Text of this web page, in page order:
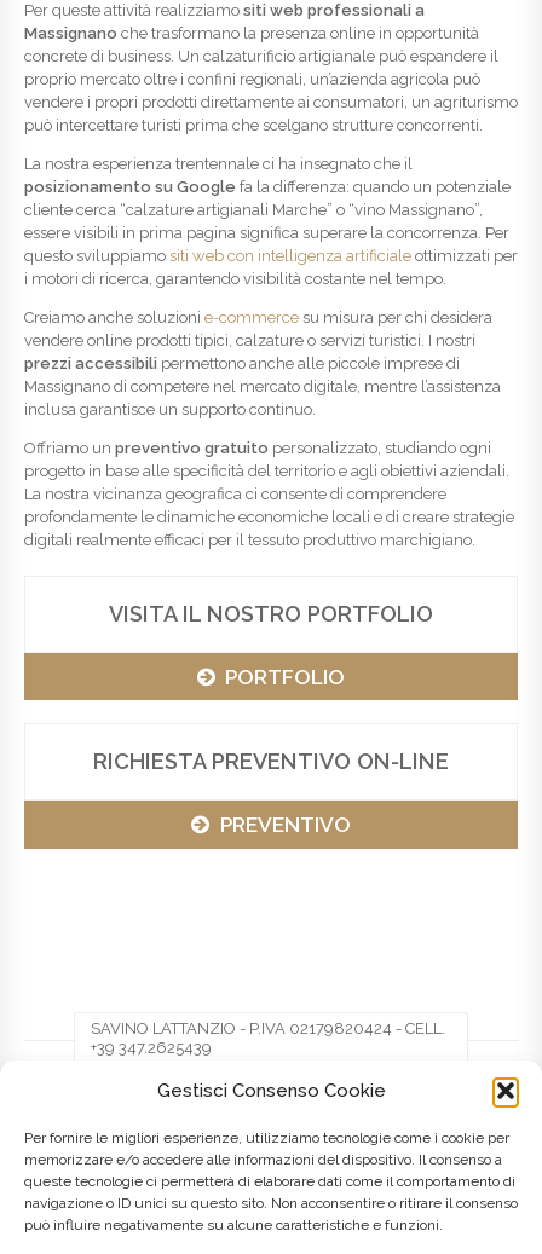
Gestisci Consenso Cookie
Per fornire le migliori esperienze, utilizziamo tecnologie come i cookie per
memorizzare e/o accedere alle informazioni del dispositivo. Il consenso a
queste tecnologie ci permetterà di elaborare dati come il comportamento di
navigazione o ID unici su questo sito. Non acconsentire o ritirare il consenso
può influire negativamente su alcune caratteristiche e funzioni.
Per queste attività realizziamo siti web professionali a
Massignano che trasformano la presenza online in opportunità
concrete di business. Un calzaturificio artigianale può espandere il
proprio mercato oltre i confini regionali, un’azienda agricola può
vendere i propri prodotti direttamente ai consumatori, un agriturismo
può intercettare turisti prima che scelgano strutture concorrenti.
La nostra esperienza trentennale ci ha insegnato che il
posizionamento su Google fa la differenza: quando un potenziale
cliente cerca “calzature artigianali Marche” o “vino Massignano”,
essere visibili in prima pagina significa superare la concorrenza. Per
questo sviluppiamo siti web con intelligenza artificiale ottimizzati per
i motori di ricerca, garantendo visibilità costante nel tempo.
Creiamo anche soluzioni e-commerce su misura per chi desidera
vendere online prodotti tipici, calzature o servizi turistici. I nostri
prezzi accessibili permettono anche alle piccole imprese di
Massignano di competere nel mercato digitale, mentre l’assistenza
inclusa garantisce un supporto continuo.
Offriamo un preventivo gratuito personalizzato, studiando ogni
progetto in base alle specificità del territorio e agli obiettivi aziendali.
La nostra vicinanza geografica ci consente di comprendere
profondamente le dinamiche economiche locali e di creare strategie
digitali realmente efficaci per il tessuto produttivo marchigiano.
VISITA IL NOSTRO PORTFOLIO
PORTFOLIO
RICHIESTA PREVENTIVO ON-LINE
PREVENTIVO
SAVINO LATTANZIO - P.IVA 02179820424 - CELL.
+39 347.2625439
Facebook Twitter Pinterest
LinkedIn
Posted on 8 Maggio 2016